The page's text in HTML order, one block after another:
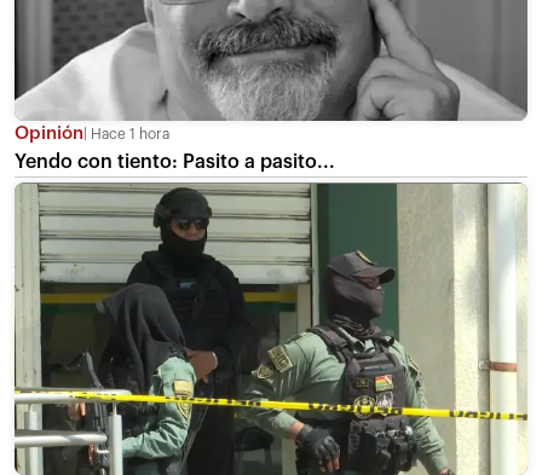
Opinión Hace 1 hora
Yendo con tiento: Pasito a pasito...